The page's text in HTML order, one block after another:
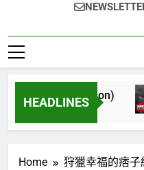
HEADLINES
Generation)
Home
狩獵幸福的痞子